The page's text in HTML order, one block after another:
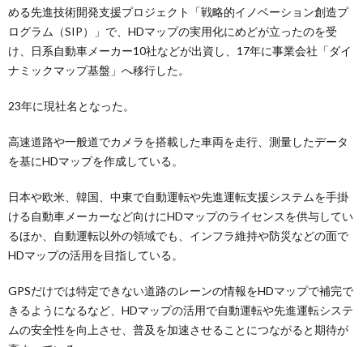
める先進技術開発支援プロジェクト「戦略的イノベーション創造プ
ログラム（SIP）」で、HDマップの実用化にめどが立ったのを受
け、日系自動車メーカー10社などが出資し、17年に事業会社「ダイ
ナミックマップ基盤」へ移行した。
23年に現社名となった。
高速道路や一般道でカメラを搭載した車両を走行、測量したデータ
を基にHDマップを作成している。
日本や欧米、韓国、中東で自動運転や先進運転支援システムを手掛
ける自動車メーカーなど向けにHDマップのライセンスを供与してい
るほか、自動運転以外の領域でも、インフラ維持や防災などの面で
HDマップの活用を目指している。
GPSだけでは特定できない道路のレーンの情報をHDマップで補完で
きるようになるなど、HDマップの活用で自動運転や先進運転システ
ムの安全性を向上させ、普及を加速させることにつながると期待が